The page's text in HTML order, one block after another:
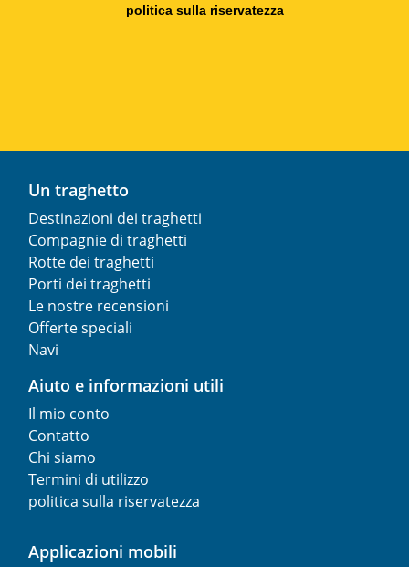
politica sulla riservatezza
Un traghetto
Destinazioni dei traghetti
Compagnie di traghetti
Rotte dei traghetti
Porti dei traghetti
Le nostre recensioni
Offerte speciali
Navi
Aiuto e informazioni utili
Il mio conto
Contatto
Chi siamo
Termini di utilizzo
politica sulla riservatezza
Applicazioni mobili